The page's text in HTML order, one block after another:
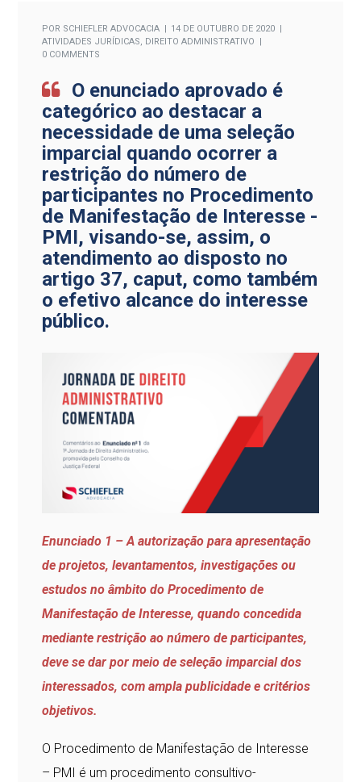
POR SCHIEFLER ADVOCACIA
14 DE OUTUBRO DE 2020
ATIVIDADES JURÍDICAS, DIREITO ADMINISTRATIVO
0 COMMENTS
O enunciado aprovado é
categórico ao destacar a
necessidade de uma seleção
imparcial quando ocorrer a
restrição do número de
participantes no Procedimento
de Manifestação de Interesse -
PMI, visando-se, assim, o
atendimento ao disposto no
artigo 37, caput, como também
o efetivo alcance do interesse
público.
Enunciado 1 – A autorização para apresentação
de projetos, levantamentos, investigações ou
estudos no âmbito do Procedimento de
Manifestação de Interesse, quando concedida
mediante restrição ao número de participantes,
deve se dar por meio de seleção imparcial dos
interessados, com ampla publicidade e critérios
objetivos.
O Procedimento de Manifestação de Interesse
– PMI é um procedimento consultivo-